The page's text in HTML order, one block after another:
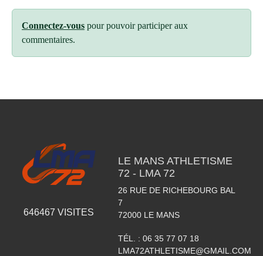
Connectez-vous pour pouvoir participer aux
commentaires.
646467 VISITES
LE MANS ATHLETISME
72 - LMA 72
26 RUE DE RICHEBOURG BAL
7
72000 LE MANS
TÉL. : 06 35 77 07 18
LMA72ATHLETISME@GMAIL.COM